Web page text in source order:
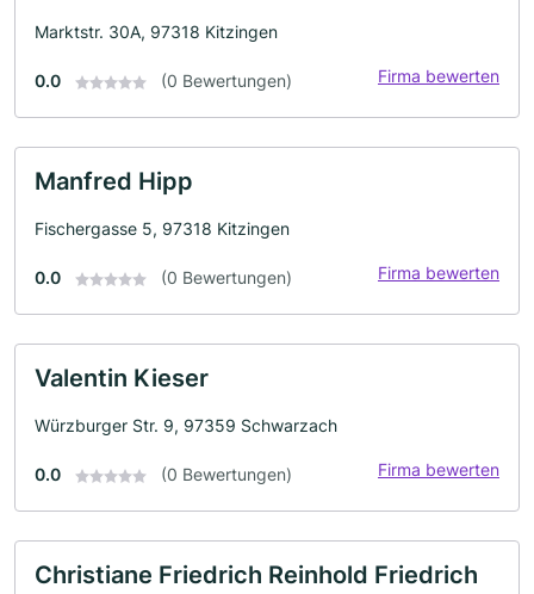
Marktstr. 30A, 97318 Kitzingen
0.0 (0 Bewertungen) Firma bewerten
Manfred Hipp
Fischergasse 5, 97318 Kitzingen
0.0 (0 Bewertungen) Firma bewerten
Valentin Kieser
Würzburger Str. 9, 97359 Schwarzach
0.0 (0 Bewertungen) Firma bewerten
Christiane Friedrich Reinhold Friedrich